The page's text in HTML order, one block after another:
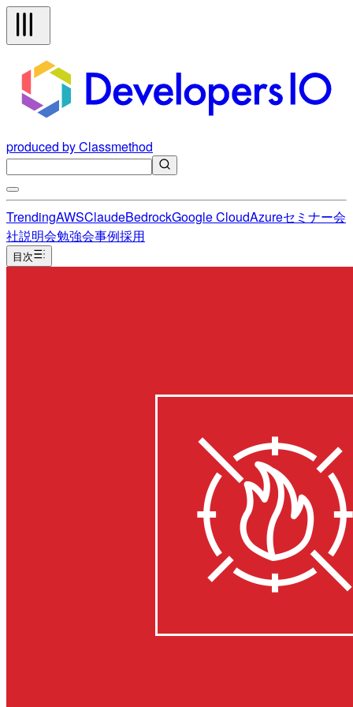
produced by Classmethod
TrendingAWSClaudeBedrockGoogle CloudAzureセミナー会
社説明会勉強会事例採用
目次